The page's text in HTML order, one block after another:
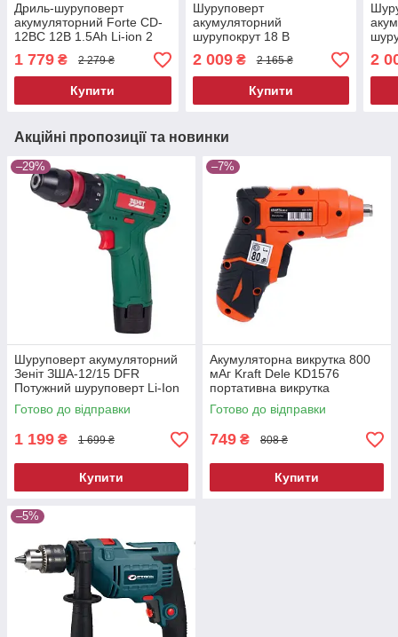
Дриль-шуруповерт
акумуляторний Forte CD-
12BC 12В 1.5Аh Li-ion 2
батареї кейс шурупокрут
1 779 ₴ 2 279 ₴
Купити
Шуруповерт
акумуляторний
шурупокрут 18 В
Kraft&Dele KD1572
акумуляторний
шуруповерт
2 009₴ 2 165 ₴
Купити
2
Акційні пропозиції та новинки
–29%
Шуруповерт акумуляторний
Зеніт ЗША-12/15 DFR
Потужний шуруповерт Li-Ion
Готово до відправки
1 199 ₴ 1 699 ₴
Купити
–7%
Акумуляторна викрутка 800
мАг Kraft Dele KD1576
портативна викрутка
Готово до відправки
749 ₴ 808 ₴
Купити
–5%